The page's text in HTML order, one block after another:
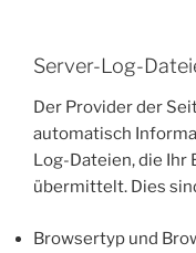
Server-Log-
Der Provider der
automatisch
Log-Dateien, die Ihr
übermittelt. Dies
Browsertyp und